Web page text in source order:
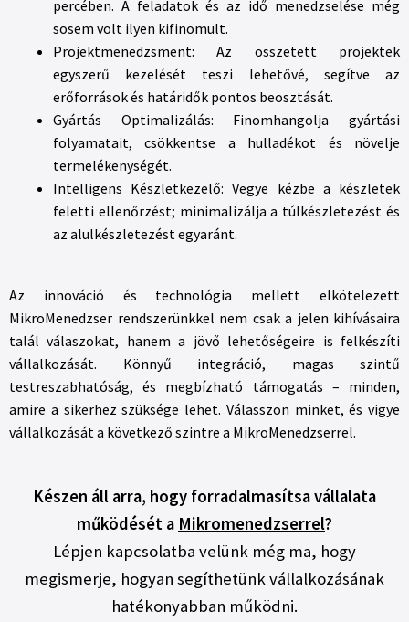
percében. A feladatok és az idő menedzselése még
sosem volt ilyen kifinomult.
Projektmenedzsment: Az összetett projektek
egyszerű kezelését teszi lehetővé, segítve az
erőforrások és határidők pontos beosztását.
Gyártás Optimalizálás: Finomhangolja gyártási
folyamatait, csökkentse a hulladékot és növelje
termelékenységét.
Intelligens Készletkezelő: Vegye kézbe a készletek
feletti ellenőrzést; minimalizálja a túlkészletezést és
az alulkészletezést egyaránt.
Az innováció és technológia mellett elkötelezett
MikroMenedzser rendszerünkkel nem csak a jelen kihívásaira
talál válaszokat, hanem a jövő lehetőségeire is felkészíti
vállalkozását. Könnyű integráció, magas szintű
testreszabhatóság, és megbízható támogatás – minden,
amire a sikerhez szüksége lehet. Válasszon minket, és vigye
vállalkozását a következő szintre a MikroMenedzserrel.
Készen áll arra, hogy forradalmasítsa vállalata
működését a Mikromenedzserrel?
Lépjen kapcsolatba velünk még ma, hogy
megismerje, hogyan segíthetünk vállalkozásának
hatékonyabban működni.